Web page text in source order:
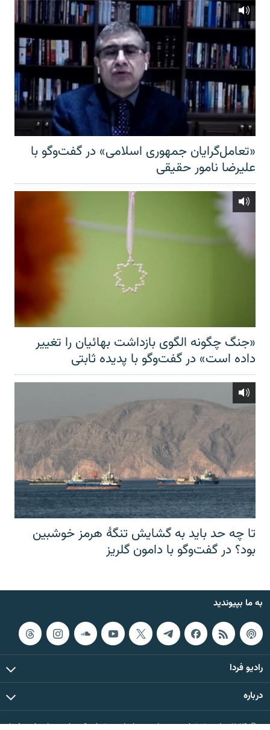
«تعامل‌گرایان جمهوری اسلامی» در گفت‌وگو با
علیرضا نامور حقیقی
«جنگ چگونه الگوی بازداشت بهائیان را تغییر
داده است» در گفت‌وگو با پدیده ثابتی
تا چه حد باید به گشایش تنگهٔ هرمز خوشبین
بود؟ در گفت‌وگو با دامون گلریز
به ما بپیوندید
رادیو فردا
درباره
© ۲۰۲۶ تمام حقوق این وب‌سایت، بر اساس مقررات کپی‌رایت، برای رادیو فردا